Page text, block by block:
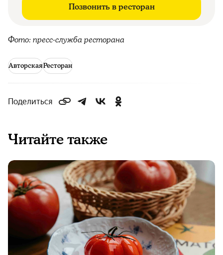
Позвонить в ресторан
Фото: пресс-служба ресторана
АвторскаяРесторан
Поделиться
Читайте также